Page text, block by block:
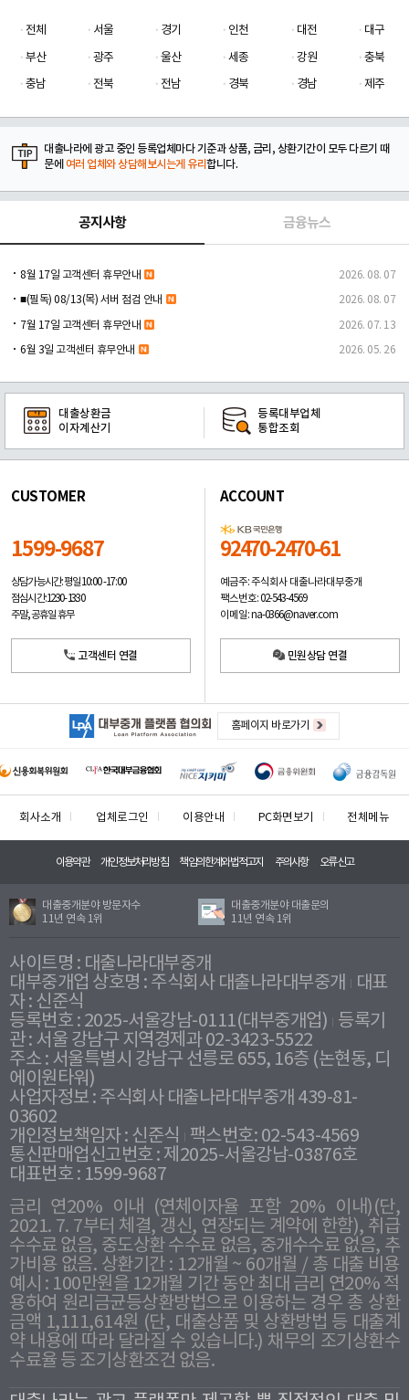
전체 서울 경기 인천 대전
대구
부산
광주 울산 세종 강원
충북
충남
전북 전남 경북 경남 제주
대출나라에 광고 중인 등록업체마다 기준과 상품, 금리, 상환기간이 모두 다르기 때
문에 여러 업체와 상담해보시는게 유리합니다.
공지사항 금융뉴스
8월 17일 고객센터 휴무안내 2026. 08. 07
■(필독) 08/13(목) 서버 점검 안내 2026. 08. 07
7월 17일 고객센터 휴무안내 2026. 07. 13
6월 3일 고객센터 휴무안내 2026. 05. 26
대출상환금
이자계산기
등록대부업체
통합조회
CUSTOMER
1599-9687
상담가능시간: 평일10:00 -17:00
점심시간: 12:30 - 13:30
주말, 공휴일 휴무
고객센터 연결
ACCOUNT
92470-2470-61
예금주: 주식회사 대출나라대부중개
팩스번호: 02-543-4569
이메일: na-0366@naver.com
민원상담 연결
홈페이지 바로가기
회사소개 업체로그인 이용안내 PC화면보기 전체메뉴
이용약관 개인정보처리방침 책임의한계와법적고지 주의사항 오류신고
대출중개분야 방문자수
11년 연속 1위
대출중개분야 대출문의
11년 연속 1위
사이트명 : 대출나라대부중개
대부중개업 상호명 : 주식회사 대출나라대부중개
대표
자 : 신준식
등록번호 : 2025-서울강남-0111(대부중개업) 등록기
관 : 서울 강남구 지역경제과 02-3423-5522
주소 : 서울특별시 강남구 선릉로 655, 16층 (논현동, 디
에이원타워)
사업자정보 : 주식회사 대출나라대부중개 439-81-
03602
개인정보책임자 : 신준식
팩스번호: 02-543-4569
통신판매업신고번호 : 제2025-서울강남-03876호
대표번호 : 1599-9687
금리 연20% 이내 (연체이자율 포함 20% 이내)(단,
2021. 7. 7부터 체결, 갱신, 연장되는 계약에 한함), 취급
수수료 없음, 중도상환 수수료 없음, 중개수수료 없음, 추
가비용 없음. 상환기간 : 12개월 ~ 60개월 / 총 대출 비용
예시 : 100만원을 12개월 기간 동안 최대 금리 연20% 적
용하여 원리금균등상환방법으로 이용하는 경우 총 상환
금액 1,111,614원 (단, 대출상품 및 상환방법 등 대출계
약 내용에 따라 달라질 수 있습니다.) 채무의 조기상환수
수료율 등 조기상환조건 없음.